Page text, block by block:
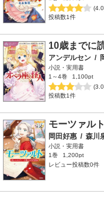
投稿数1件
10歳までに
アンデルセン /
小説・実用書
1～4巻
1,100pt
投稿数1件
モーツァルト
岡田好惠 / 森川
小説・実用書
1巻
1,200pt
レビュー投稿数0件